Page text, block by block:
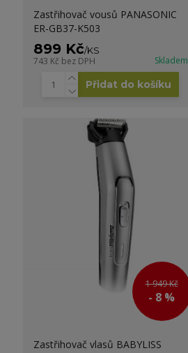
Zastřihovač vousů PANASONIC
ER-GB37-K503
899 Kč/KS
743 Kč bez DPH Skladem
Přidat do košíku
1 949 Kč
- 8 %
Zastřihovač vlasů BABYLISS